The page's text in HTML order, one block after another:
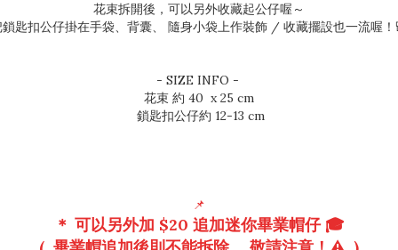
花束拆開後，可以另外收藏起公仔喔～
鎖匙扣公仔掛在手袋、背囊、 隨身小袋上作裝飾 / 收藏擺設也一流喔！
- SIZE INFO -
花束 約 40 x 25 cm
鎖匙扣公仔約 12-13 cm
📌
＊ 可以另外加 $20 追加迷你畢業帽仔 🎓